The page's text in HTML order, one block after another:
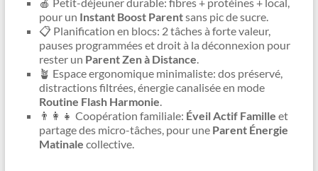
pour un Instant Boost Parentsans pic de sucre.
📋 Planification en blocs: 2 tâches à forte valeur,
pauses programmées et droit à la déconnexion pour
rester un Parent Zen à Distance.
🪴 Espace ergonomique minimaliste: dos préservé,
distractions filtrées, énergie canalisée en mode
Routine Flash Harmonie.
👨‍👩‍👧 Coopération familiale: Éveil Actif Famille et
partage des micro-tâches, pour une Parent Énergie
Matinale collective.